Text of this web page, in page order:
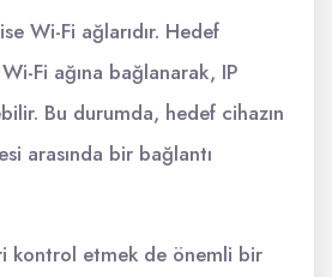
Wi-Fi ağlarıdır. Hedef
Fi ağına bağlanarak, IP
Bu durumda, hedef cihazın
arasında bir bağlantı
kontrol etmek de önemli bir